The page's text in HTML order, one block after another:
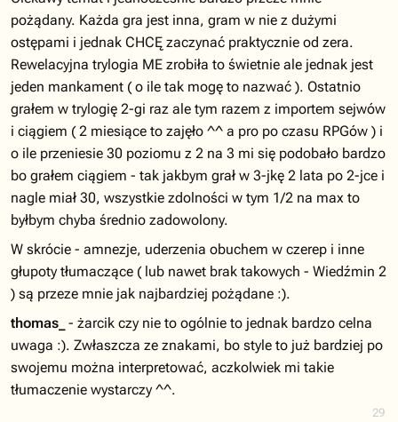
29
pożądany. Każda gra jest inna, gram w nie z dużymi
ostępami i jednak CHCĘ zaczynać praktycznie od zera.
Rewelacyjna trylogia ME zrobiła to świetnie ale jednak jest
jeden mankament ( o ile tak mogę to nazwać ). Ostatnio
grałem w trylogię 2-gi raz ale tym razem z importem sejwów
i ciągiem ( 2 miesiące to zajęło ^^ a pro po czasu RPGów ) i
o ile przeniesie 30 poziomu z 2 na 3 mi się podobało bardzo
bo grałem ciągiem - tak jakbym grał w 3-jkę 2 lata po 2-jce i
nagle miał 30, wszystkie zdolności w tym 1/2 na max to
byłbym chyba średnio zadowolony.
W skrócie - amnezje, uderzenia obuchem w czerep i inne
głupoty tłumaczące ( lub nawet brak takowych - Wiedźmin 2
) są przeze mnie jak najbardziej pożądane :).
thomas_ - żarcik czy nie to ogólnie to jednak bardzo celna
uwaga :). Zwłaszcza ze znakami, bo style to już bardziej po
swojemu można interpretować, aczkolwiek mi takie
tłumaczenie wystarczy ^^.